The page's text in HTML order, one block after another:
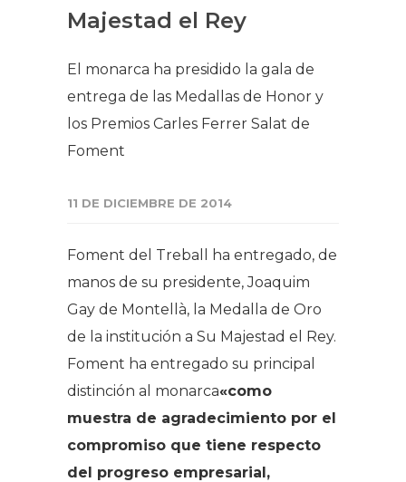
Majestad el Rey
El monarca ha presidido la gala de
entrega de las Medallas de Honor y
los Premios Carles Ferrer Salat de
Foment
11 DE DICIEMBRE DE 2014
Foment del Treball ha entregado, de
manos de su presidente, Joaquim
Gay de Montellà, la Medalla de Oro
de la institución a Su Majestad el Rey.
Foment ha entregado su principal
distinción al monarca«como
muestra de agradecimiento por el
compromiso que tiene respecto
del progreso empresarial,